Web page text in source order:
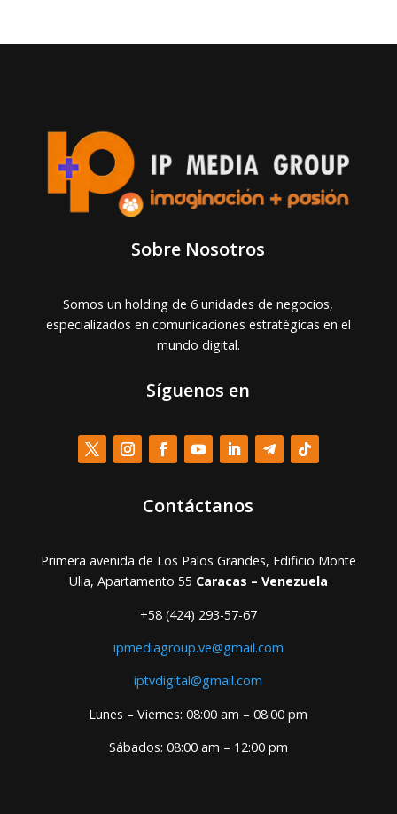
Sobre Nosotros
Somos un holding de 6 unidades de negocios,
especializados en comunicaciones estratégicas en el
mundo digital.
Síguenos en
Contáctanos
Primera avenida de Los Palos Grandes, Edificio Monte
Ulia, Apartamento 55 Caracas – Venezuela
+58 (424) 293-57-67
ipmediagroup.ve@gmail.com
iptvdigital@gmail.com
Lunes – Viernes: 08:00 am – 08:00 pm
Sábados: 08:00 am – 12:00 pm